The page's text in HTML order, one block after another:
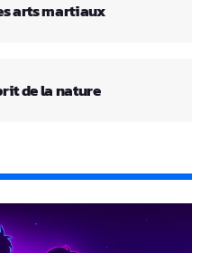
arts martiaux
de la nature